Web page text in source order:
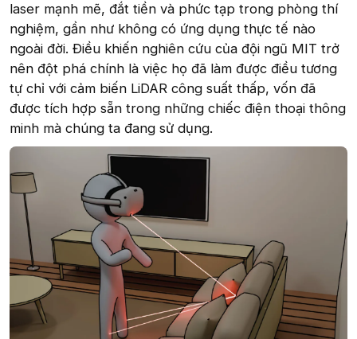
laser mạnh mẽ, đắt tiền và phức tạp trong phòng thí
nghiệm, gần như không có ứng dụng thực tế nào
ngoài đời. Điều khiến nghiên cứu của đội ngũ MIT trở
nên đột phá chính là việc họ đã làm được điều tương
tự chỉ với cảm biến LiDAR công suất thấp, vốn đã
được tích hợp sẵn trong những chiếc điện thoại thông
minh mà chúng ta đang sử dụng.